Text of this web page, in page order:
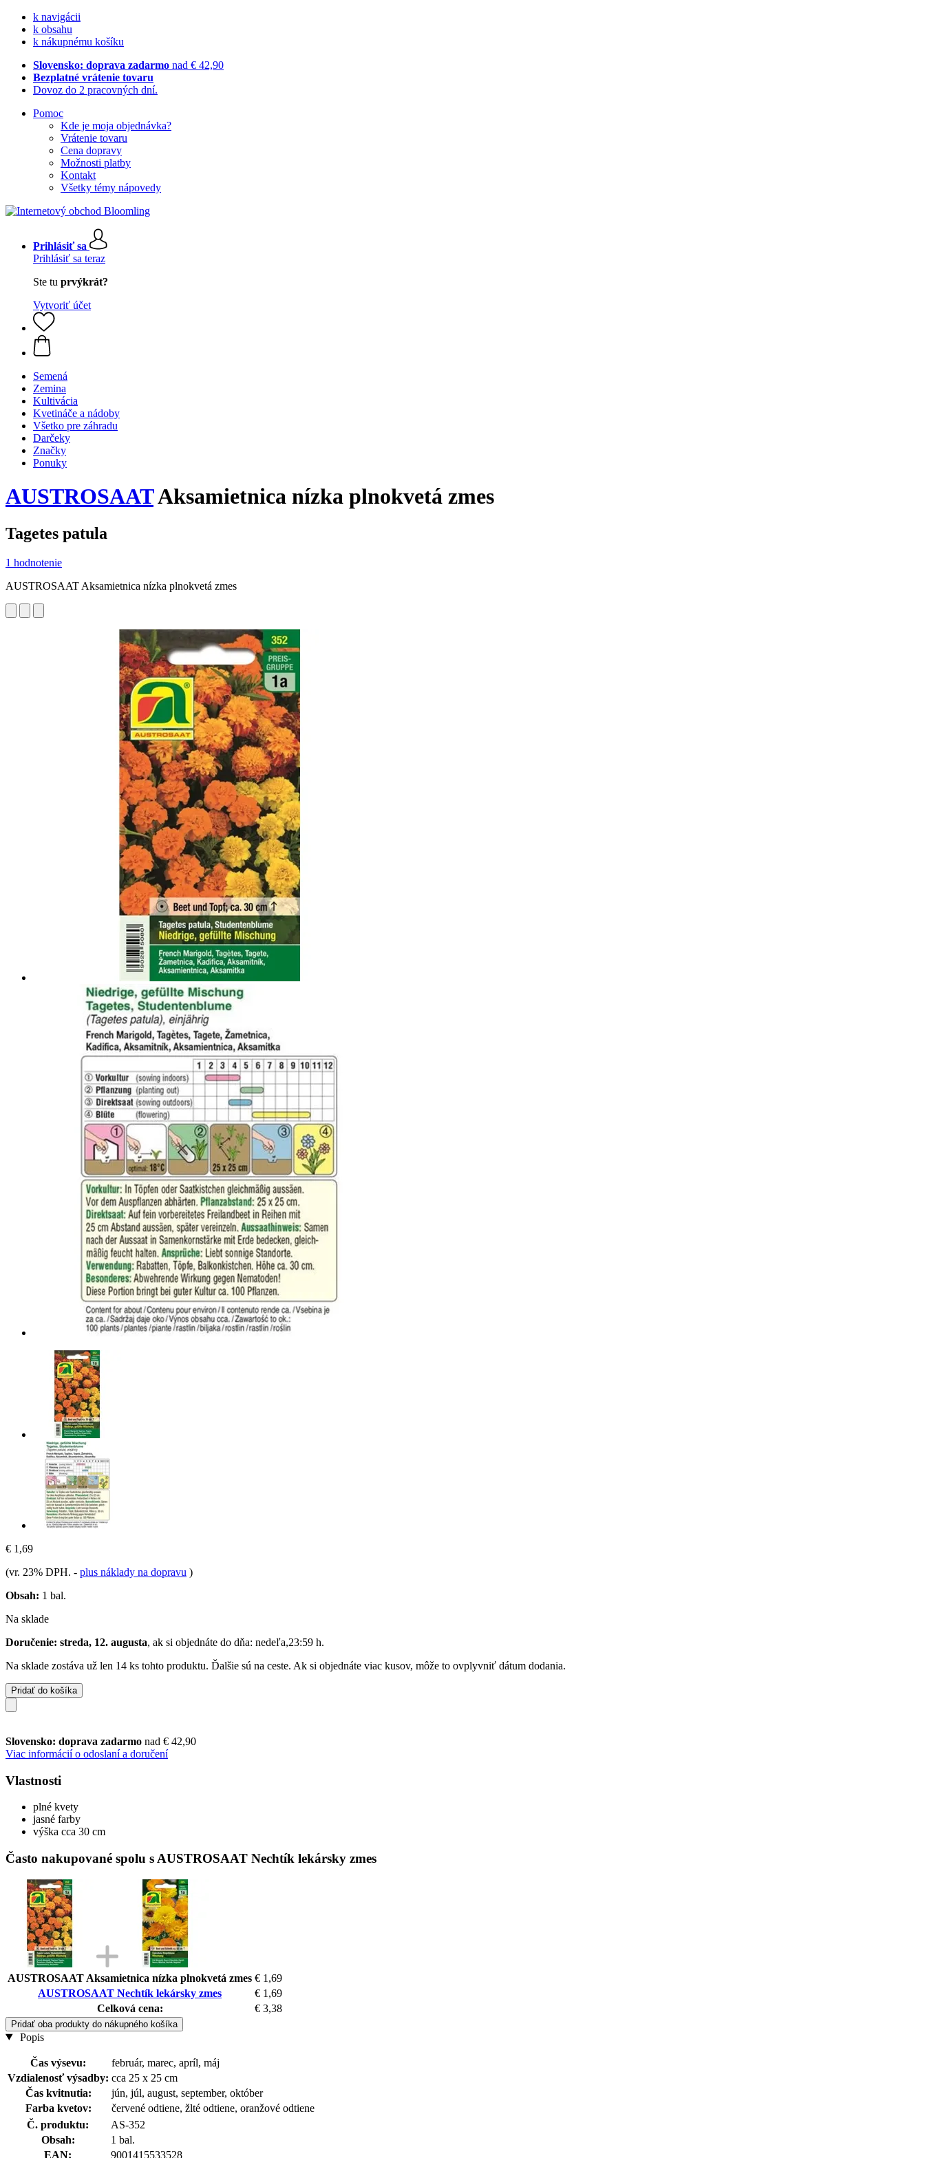
k navigácii
k obsahu
k nákupnému košíku
Slovensko: doprava zadarmo nad € 42,90
Bezplatné vrátenie tovaru
Dovoz do 2 pracovných dní.
Pomoc
Kde je moja objednávka?
Vrátenie tovaru
Cena dopravy
Možnosti platby
Kontakt
Všetky témy nápovedy
Prihlásiť sa
Prihlásiť sa teraz
Ste tu prvýkrát?
Vytvoriť účet
Semená
Zemina
Kultivácia
Kvetináče a nádoby
Všetko pre záhradu
Darčeky
Značky
Ponuky
AUSTROSAATAksamietnica nízka plnokvetá zmes
Tagetes patula
1 hodnotenie
AUSTROSAAT Aksamietnica nízka plnokvetá zmes
€ 1,69
(vr. 23% DPH. - plus náklady na dopravu )
Obsah: 1 bal.
Na sklade
Doručenie: streda, 12. augusta, ak si objednáte do dňa: nedeľa,23:59 h.
Na sklade zostáva už len 14 ks tohto produktu. Ďalšie sú na ceste. Ak si objednáte viac kusov, môže to ovplyvniť dátum dodania.
Pridať do košíka
Slovensko: doprava zadarmo nad € 42,90
Viac informácií o odoslaní a doručení
Vlastnosti
plné kvety
jasné farby
výška cca 30 cm
Často nakupované spolu s AUSTROSAAT Nechtík lekársky zmes
AUSTROSAAT Aksamietnica nízka plnokvetá zmes € 1,69
AUSTROSAAT Nechtík lekársky zmes
€ 1,69
Celková cena:
€ 3,38
Pridať oba produkty do nákupného košíka
Popis
Čas výsevu:
február, marec, apríl, máj
Vzdialenosť výsadby: cca 25 x 25 cm
Čas kvitnutia:
jún, júl, august, september, október
Farba kvetov:
červené odtiene, žlté odtiene, oranžové odtiene
Č. produktu:
AS-352
Obsah:
1 bal.
EAN:
9001415533528